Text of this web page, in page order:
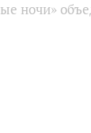
ночи»